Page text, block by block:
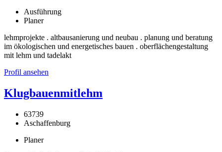
Ausführung
Planer
lehmprojekte . altbausanierung und neubau . planung und beratung
im ökologischen und energetisches bauen . oberflächengestaltung
mit lehm und tadelakt
Profil ansehen
Klugbauenmitlehm
63739
Aschaffenburg
Planer